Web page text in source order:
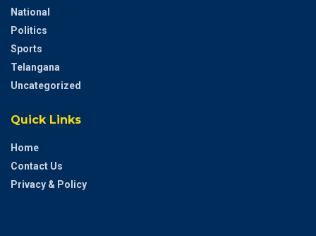
National
Politics
Sports
Telangana
Uncategorized
Quick Links
Home
Contact Us
Privacy & Policy